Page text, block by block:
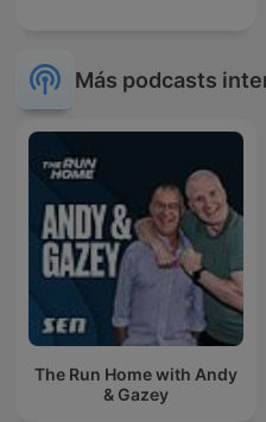
Más podcasts
The Run Home with Andy
& Gazey